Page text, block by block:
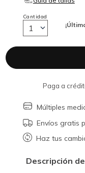
Cantidad
1
Paga a
Múltiples
Envíos gratis
Haz tus
Descripción